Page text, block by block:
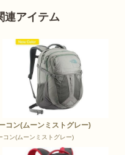
連アイテム
コン(ムーンミストグレー)
コン(ムーンミストグレー)